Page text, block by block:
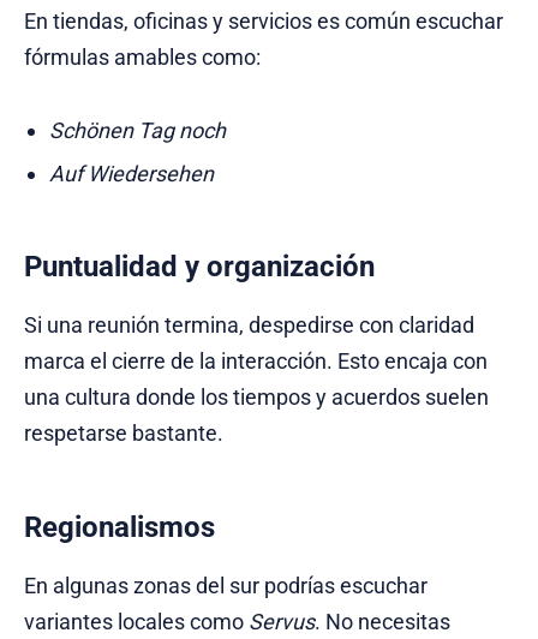
En tiendas, oficinas y servicios es común escuchar
fórmulas amables como:
Schönen Tag noch
Auf Wiedersehen
Puntualidad y organización
Si una reunión termina, despedirse con claridad
marca el cierre de la interacción. Esto encaja con
una cultura donde los tiempos y acuerdos suelen
respetarse bastante.
Regionalismos
En algunas zonas del sur podrías escuchar
variantes locales como Servus. No necesitas